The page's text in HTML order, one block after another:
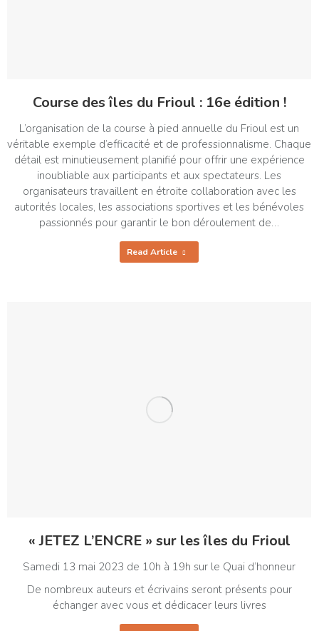
Course des îles du Frioul : 16e édition !
L’organisation de la course à pied annuelle du Frioul est un
véritable exemple d’efficacité et de professionnalisme. Chaque
détail est minutieusement planifié pour offrir une expérience
inoubliable aux participants et aux spectateurs. Les
organisateurs travaillent en étroite collaboration avec les
autorités locales, les associations sportives et les bénévoles
passionnés pour garantir le bon déroulement de…
Read Article
« JETEZ L’ENCRE » sur les îles du Frioul
Samedi 13 mai 2023 de 10h à 19h sur le Quai d’honneur
De nombreux auteurs et écrivains seront présents pour
échanger avec vous et dédicacer leurs livres